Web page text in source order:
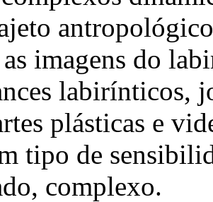
imagens do
labirínticos,
plásticas e
tipo de
complexo.